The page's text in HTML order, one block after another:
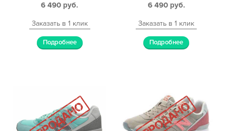
6 490 руб.
Заказать в 1 клик
Подробнее
6 490 руб.
Заказать в 1 клик
Подробнее